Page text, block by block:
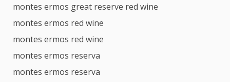
montes ermos great reserve red wine
montes ermos red wine
montes ermos red wine
montes ermos reserva
montes ermos reserva